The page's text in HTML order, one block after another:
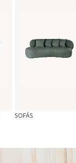
SOFÁS